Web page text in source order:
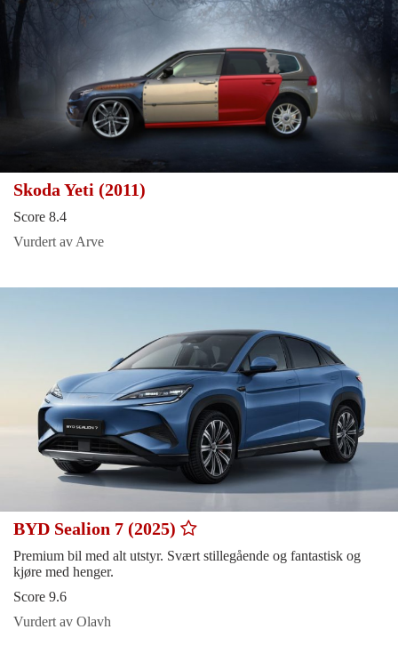
Skoda Yeti (2011)
Score 8.4
Vurdert av Arve
BYD Sealion 7 (2025)
Premium bil med alt utstyr. Svært stillegående og fantastisk og
kjøre med henger.
Score 9.6
Vurdert av Olavh